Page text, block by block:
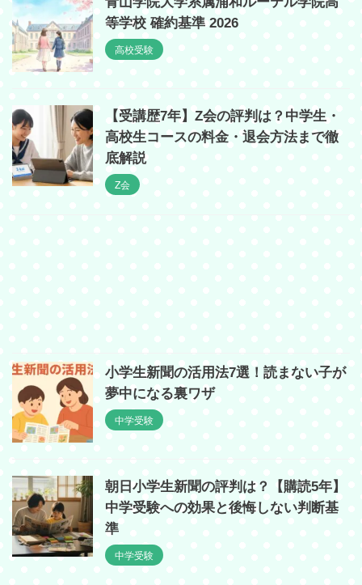
等学校 確約基準 2026
高校受験
【受講歴7年】Z会の評判は？中学生・
高校生コースの料金・退会方法まで徹
底解説
Z会
小学生新聞の活用法7選！読まない子が
夢中になる裏ワザ
中学受験
朝日小学生新聞の評判は？【購読5年】
中学受験への効果と後悔しない判断基
準
中学受験